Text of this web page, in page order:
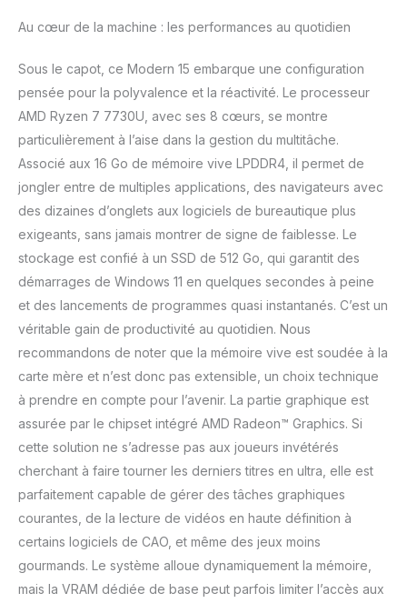
Modern 15 B7M allie
Conçu pour vous
vous permet de travailler
et de vous déplacer
facilement, sans
encombrement. 1,75 kg
pouces Full HD pour les
tâches quotidiennes.
L'option IPS offre des
couleurs vives, des
détails nets et des
angles de vue larges,
assurant une immersion
totale pour le travail et
les vidéos, avec une
clarté et réactivité
Au cœur de la machine : les performances au quotidien
Sous le capot, ce Modern 15 embarque une configuration
pensée pour la polyvalence et la réactivité. Le processeur
AMD Ryzen 7 7730U, avec ses 8 cœurs, se montre
particulièrement à l’aise dans la gestion du multitâche.
Associé aux 16 Go de mémoire vive LPDDR4, il permet de
jongler entre de multiples applications, des navigateurs avec
des dizaines d’onglets aux logiciels de bureautique plus
exigeants, sans jamais montrer de signe de faiblesse. Le
stockage est confié à un SSD de 512 Go, qui garantit des
démarrages de Windows 11 en quelques secondes à peine
et des lancements de programmes quasi instantanés. C’est un
véritable gain de productivité au quotidien. Nous
recommandons de noter que la mémoire vive est soudée à la
carte mère et n’est donc pas extensible, un choix technique
à prendre en compte pour l’avenir. La partie graphique est
assurée par le chipset intégré AMD Radeon™ Graphics. Si
cette solution ne s’adresse pas aux joueurs invétérés
cherchant à faire tourner les derniers titres en ultra, elle est
parfaitement capable de gérer des tâches graphiques
courantes, de la lecture de vidéos en haute définition à
certains logiciels de CAO, et même des jeux moins
gourmands. Le système alloue dynamiquement la mémoire,
mais la VRAM dédiée de base peut parfois limiter l’accès aux